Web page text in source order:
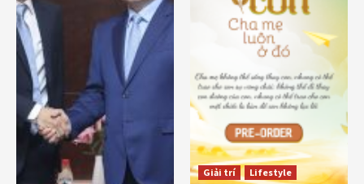
Giải trí
Lifestyle